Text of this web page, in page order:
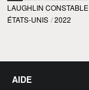
LAUGHLIN CONSTABLE
ÉTATS-UNIS / 2022
AIDE